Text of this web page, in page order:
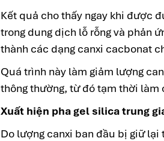
Kết quả cho thấy ngay khi được
trong dung dịch lỗ rỗng và phản
thành các dạng canxi cacbonat
Quá trình này làm giảm lượng
thông thường, từ đó tạm thời làm
Xuất hiện pha gel silica trung
Do lượng canxi ban đầu bị giữ lại